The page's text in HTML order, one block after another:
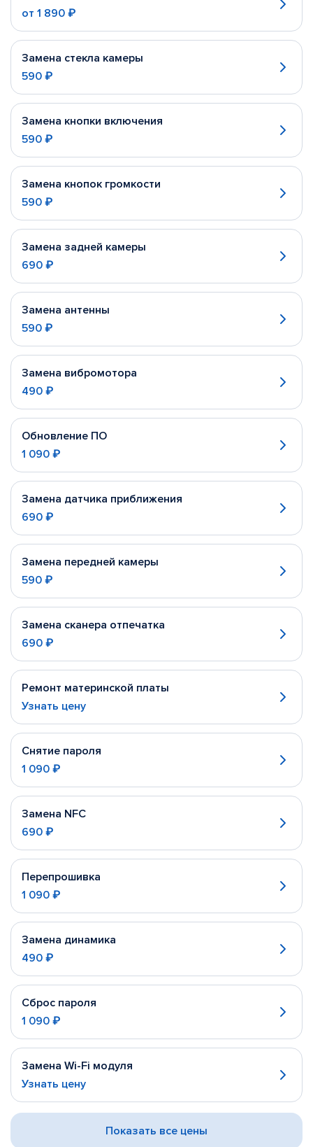
от 1 890 ₽
Замена стекла камеры
590 ₽
Замена кнопки включения
590 ₽
Замена кнопок громкости
590 ₽
Замена задней камеры
690 ₽
Замена антенны
590 ₽
Замена вибромотора
490 ₽
Обновление ПО
1 090 ₽
Замена датчика приближения
690 ₽
Замена передней камеры
590 ₽
Замена сканера отпечатка
690 ₽
Ремонт материнской платы
Узнать цену
Снятие пароля
1 090 ₽
Замена NFC
690 ₽
Перепрошивка
1 090 ₽
Замена динамика
490 ₽
Сброс пароля
1 090 ₽
Замена Wi-Fi модуля
Узнать цену
Показать все цены